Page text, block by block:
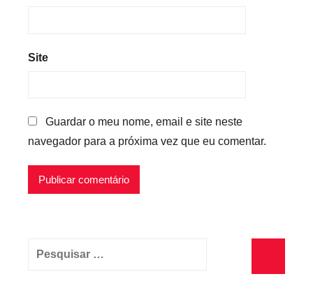
Site
Guardar o meu nome, email e site neste
navegador para a próxima vez que eu comentar.
Pesquisar